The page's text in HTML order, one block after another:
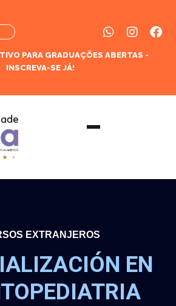
PARA GRADUAÇÕES ABERTAS -
INSCREVA-SE JÁ!
EXTRANJEROS
EN